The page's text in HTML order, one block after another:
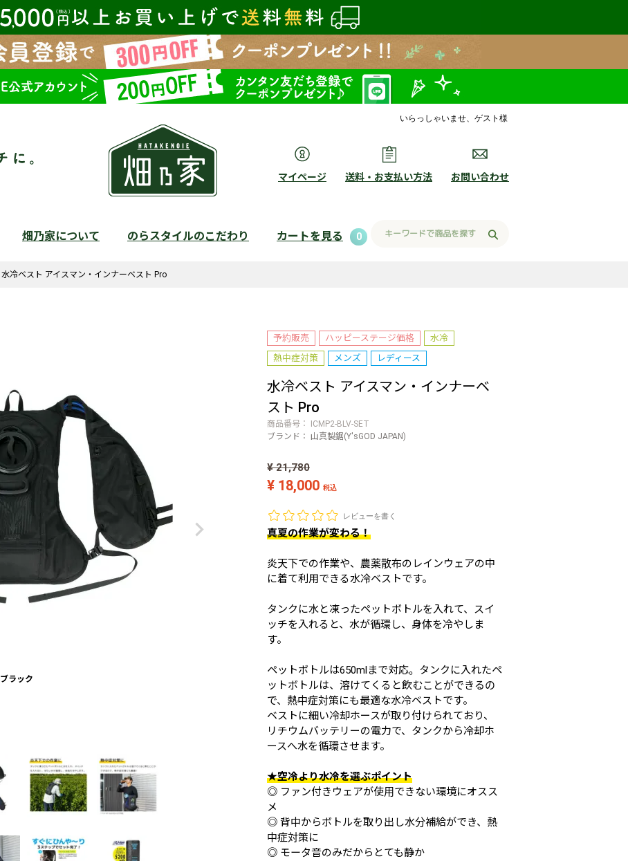
いらっしゃいませ、ゲスト様
マイページ 送料・お支払い方法 お問い合わせ
畑乃家について のらスタイルのこだわり カートを見る 0
検索
水冷ベスト アイスマン・インナーベスト Pro
ブラック
予約販売 ハッピーステージ価格
水冷
熱中症対策
メンズ レディース
水冷ベスト アイスマン・インナーベ
スト Pro
商品番号
ICMP2-BLV-SET
ブランド： 山真製鋸(Y'sGOD JAPAN)
¥ 21,780
¥ 18,000 税込
レビューを書く
真夏の作業が変わる！
炎天下での作業や、農薬散布のレインウェアの中
に着て利用できる水冷ベストです。
タンクに水と凍ったペットボトルを入れて、スイ
ッチを入れると、水が循環し、身体を冷やしま
す。
ペットボトルは650mlまで対応。タンクに入れたペ
ットボトルは、溶けてくると飲むことができるの
で、熱中症対策にも最適な水冷ベストです。
ベストに細い冷却ホースが取り付けられており、
リチウムバッテリーの電力で、タンクから冷却ホ
ースへ水を循環させます。
★空冷より水冷を選ぶポイント
◎ ファン付きウェアが使用できない環境にオスス
メ
◎ 背中からボトルを取り出し水分補給ができ、熱
中症対策に
◎ モータ音のみだからとても静か